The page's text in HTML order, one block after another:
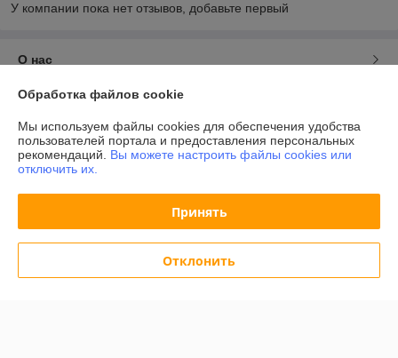
У компании пока нет отзывов, добавьте первый
О нас
Контакты
Доставка и оплата
Полная версия сайта
Политика обработки cookies
Обработка файлов cookie
Мы используем файлы cookies для обеспечения удобства
пользователей портала и предоставления персональных
рекомендаций. Вы можете настроить файлы cookies или
отключить их.
Принять
Отклонить